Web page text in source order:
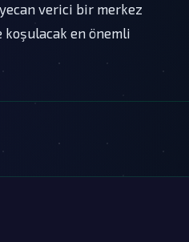
verici bir merkez
koşulacak en önemli